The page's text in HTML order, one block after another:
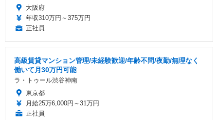
大阪府
年収310万円～375万円
正社員
高級賃貸マンション管理/未経験歓迎/年齢不問/夜勤/無理なく
働いて月30万円可能
ラ・トゥール渋谷神南
東京都
月給25万6,000円～31万円
正社員